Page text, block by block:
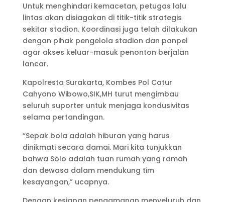
Untuk menghindari kemacetan, petugas lalu
lintas akan disiagakan di titik-titik strategis
sekitar stadion. Koordinasi juga telah dilakukan
dengan pihak pengelola stadion dan panpel
agar akses keluar-masuk penonton berjalan
lancar.
Kapolresta Surakarta, Kombes Pol Catur
Cahyono Wibowo,SIK,MH turut mengimbau
seluruh suporter untuk menjaga kondusivitas
selama pertandingan.
“Sepak bola adalah hiburan yang harus
dinikmati secara damai. Mari kita tunjukkan
bahwa Solo adalah tuan rumah yang ramah
dan dewasa dalam mendukung tim
kesayangan,” ucapnya.